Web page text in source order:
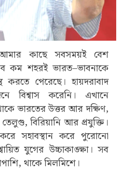
আমার কাছে সবসময়ই বেশ
কম শহরই ভারত–ভাবনাকে
পেরেছে। হায়দরাবাদ
বিশ্বাস করেনি। এখানে
ভারতের উত্তর আর দক্ষিণ,
বিরিয়ানি আর প্রযুক্তি।
সহাবস্থান করে পুরোনো
যুগের উচ্চাকাঙ্ক্ষা। সব
থাকে মিলমিশে।